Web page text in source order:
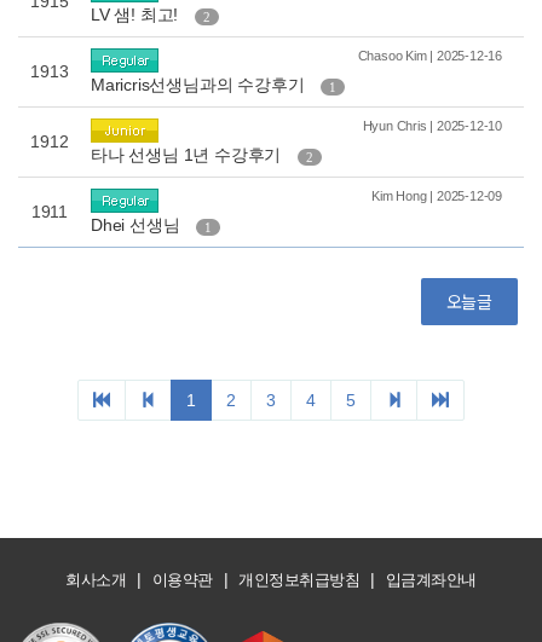
회사소개 | 이용약관 | 개인정보취급방침 | 입금계좌안내